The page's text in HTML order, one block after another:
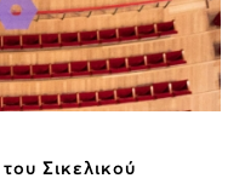
Σικελικού